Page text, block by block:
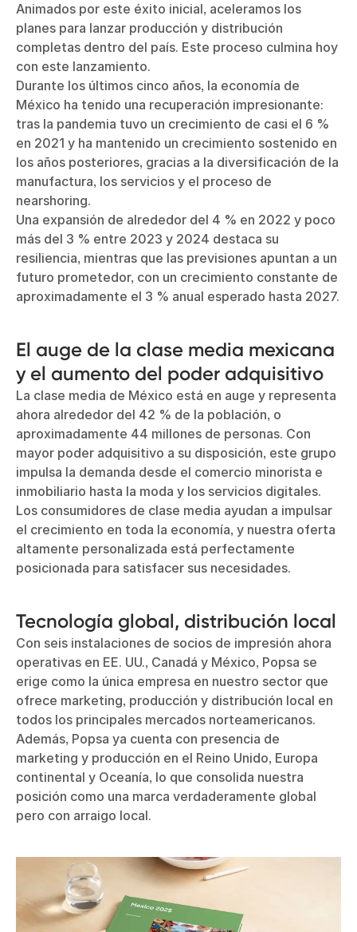
Animados por este éxito inicial, aceleramos los
planes para lanzar producción y distribución
completas dentro del país. Este proceso culmina hoy
con este lanzamiento.
Durante los últimos cinco años, la economía de
México ha tenido una recuperación impresionante:
tras la pandemia tuvo un crecimiento de casi el 6 %
en 2021 y ha mantenido un crecimiento sostenido en
los años posteriores, gracias a la diversificación de la
manufactura, los servicios y el proceso de
nearshoring.
Una expansión de alrededor del 4 % en 2022 y poco
más del 3 % entre 2023 y 2024 destaca su
resiliencia, mientras que las previsiones apuntan a un
futuro prometedor, con un crecimiento constante de
aproximadamente el 3 % anual esperado hasta 2027.
El auge de la clase media mexicana
y el aumento del poder adquisitivo
La clase media de México está en auge y representa
ahora alrededor del 42 % de la población, o
aproximadamente 44 millones de personas. Con
mayor poder adquisitivo a su disposición, este grupo
impulsa la demanda desde el comercio minorista e
inmobiliario hasta la moda y los servicios digitales.
Los consumidores de clase media ayudan a impulsar
el crecimiento en toda la economía, y nuestra oferta
altamente personalizada está perfectamente
posicionada para satisfacer sus necesidades.
Tecnología global, distribución local
Con seis instalaciones de socios de impresión ahora
operativas en EE. UU., Canadá y México, Popsa se
erige como la única empresa en nuestro sector que
ofrece marketing, producción y distribución local en
todos los principales mercados norteamericanos.
Además, Popsa ya cuenta con presencia de
marketing y producción en el Reino Unido, Europa
continental y Oceanía, lo que consolida nuestra
posición como una marca verdaderamente global
pero con arraigo local.